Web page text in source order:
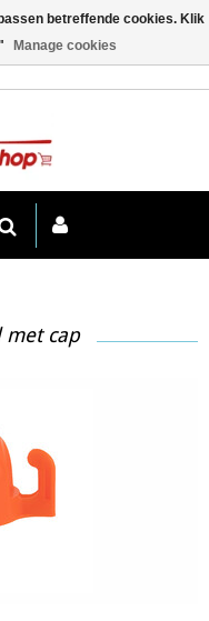
met cap
betreffende cookies. Klik
Manage cookies